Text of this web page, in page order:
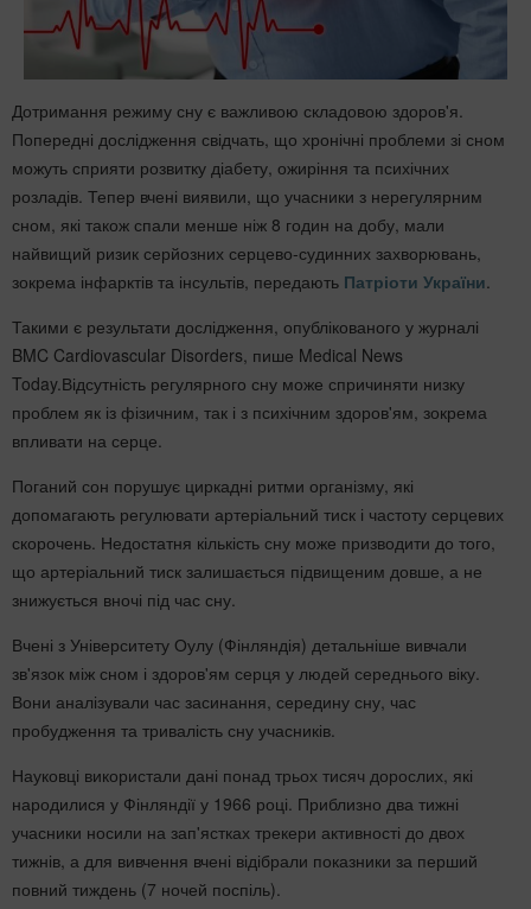
Дотримання режиму сну є важливою складовою здоров'я.
Попередні дослідження свідчать, що хронічні проблеми зі сном
можуть сприяти розвитку діабету, ожиріння та психічних
розладів. Тепер вчені виявили, що учасники з нерегулярним
сном, які також спали менше ніж 8 годин на добу, мали
найвищий ризик серйозних серцево-судинних захворювань,
зокрема інфарктів та інсультів, передають Патріоти України.
Такими є результати дослідження, опублікованого у журналі
BMC Cardiovascular Disorders, пише Medical News
Today.Відсутність регулярного сну може спричиняти низку
проблем як із фізичним, так і з психічним здоров'ям, зокрема
впливати на серце.
Поганий сон порушує циркадні ритми організму, які
допомагають регулювати артеріальний тиск і частоту серцевих
скорочень. Недостатня кількість сну може призводити до того,
що артеріальний тиск залишається підвищеним довше, а не
знижується вночі під час сну.
Вчені з Університету Оулу (Фінляндія) детальніше вивчали
зв'язок між сном і здоров'ям серця у людей середнього віку.
Вони аналізували час засинання, середину сну, час
пробудження та тривалість сну учасників.
Науковці використали дані понад трьох тисяч дорослих, які
народилися у Фінляндії у 1966 році. Приблизно два тижні
учасники носили на зап'ястках трекери активності до двох
тижнів, а для вивчення вчені відібрали показники за перший
повний тиждень (7 ночей поспіль).